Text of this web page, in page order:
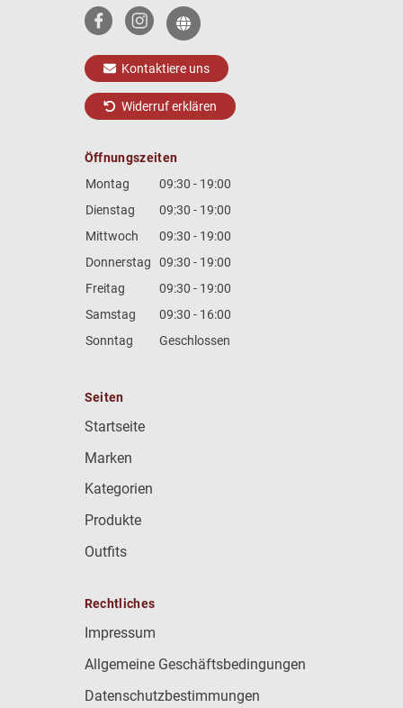
Kontaktiere uns
Widerruf erklären
Öffnungszeiten
Montag
09:30 - 19:00
Dienstag
09:30 - 19:00
Mittwoch
09:30 - 19:00
Donnerstag
09:30 - 19:00
Freitag
09:30 - 19:00
Samstag
09:30 - 16:00
Sonntag
Geschlossen
Seiten
Startseite
Marken
Kategorien
Produkte
Outfits
Rechtliches
Impressum
Allgemeine Geschäftsbedingungen
Datenschutzbestimmungen